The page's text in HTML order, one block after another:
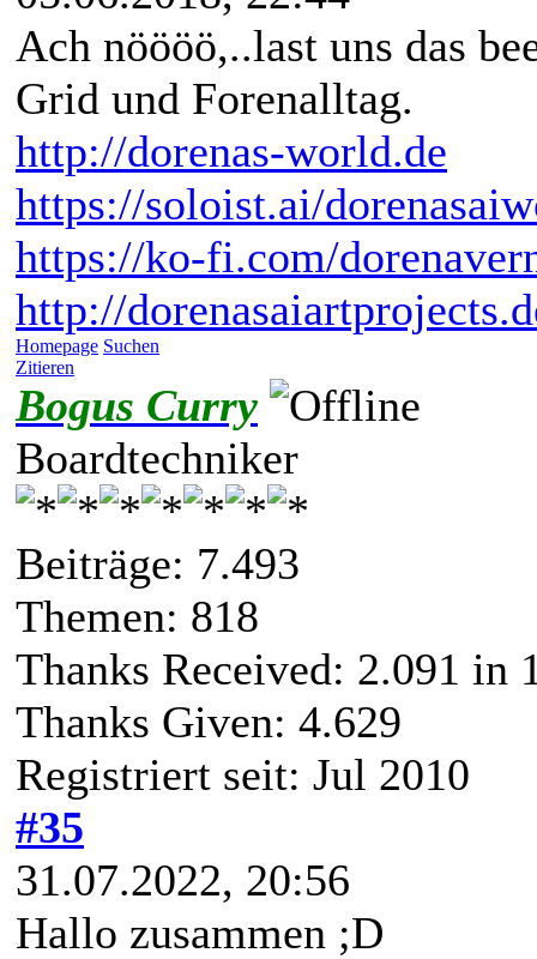
Ach nöööö,..last uns das
Grid und Forenalltag.
http://dorenas-world.de
https://soloist.ai/
https://ko-fi.com/
http://
Homepage Suchen
Zitieren
Bogus Curry
Boardtechniker
Beiträge: 7.493
Themen: 818
Thanks Received: 2.091 in
Thanks Given: 4.629
Registriert seit: Jul 2010
#35
31.07.2022, 20:56
Hallo zusammen ;D